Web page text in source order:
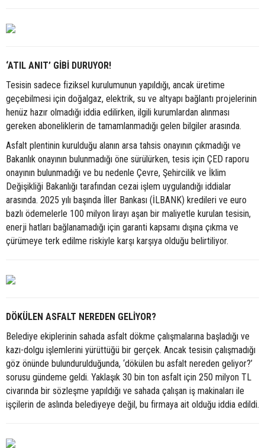
‘ATIL ANIT’ GİBİ DURUYOR!
Tesisin sadece fiziksel kurulumunun yapıldığı, ancak üretime
geçebilmesi için doğalgaz, elektrik, su ve altyapı bağlantı projelerinin
henüz hazır olmadığı iddia edilirken, ilgili kurumlardan alınması
gereken aboneliklerin de tamamlanmadığı gelen bilgiler arasında.
Asfalt plentinin kurulduğu alanın arsa tahsis onayının çıkmadığı ve
Bakanlık onayının bulunmadığı öne sürülürken, tesis için ÇED raporu
onayının bulunmadığı ve bu nedenle Çevre, Şehircilik ve İklim
Değişikliği Bakanlığı tarafından cezai işlem uygulandığı iddialar
arasında. 2025 yılı başında İller Bankası (İLBANK) kredileri ve euro
bazlı ödemelerle 100 milyon lirayı aşan bir maliyetle kurulan tesisin,
enerji hatları bağlanamadığı için garanti kapsamı dışına çıkma ve
çürümeye terk edilme riskiyle karşı karşıya olduğu belirtiliyor.
DÖKÜLEN ASFALT NEREDEN GELİYOR?
Belediye ekiplerinin sahada asfalt dökme çalışmalarına başladığı ve
kazı-dolgu işlemlerini yürüttüğü bir gerçek. Ancak tesisin çalışmadığı
göz önünde bulundurulduğunda, ‘dökülen bu asfalt nereden geliyor?’
sorusu gündeme geldi. Yaklaşık 30 bin ton asfalt için 250 milyon TL
civarında bir sözleşme yapıldığı ve sahada çalışan iş makinaları ile
işçilerin de aslında belediyeye değil, bu firmaya ait olduğu iddia edildi.